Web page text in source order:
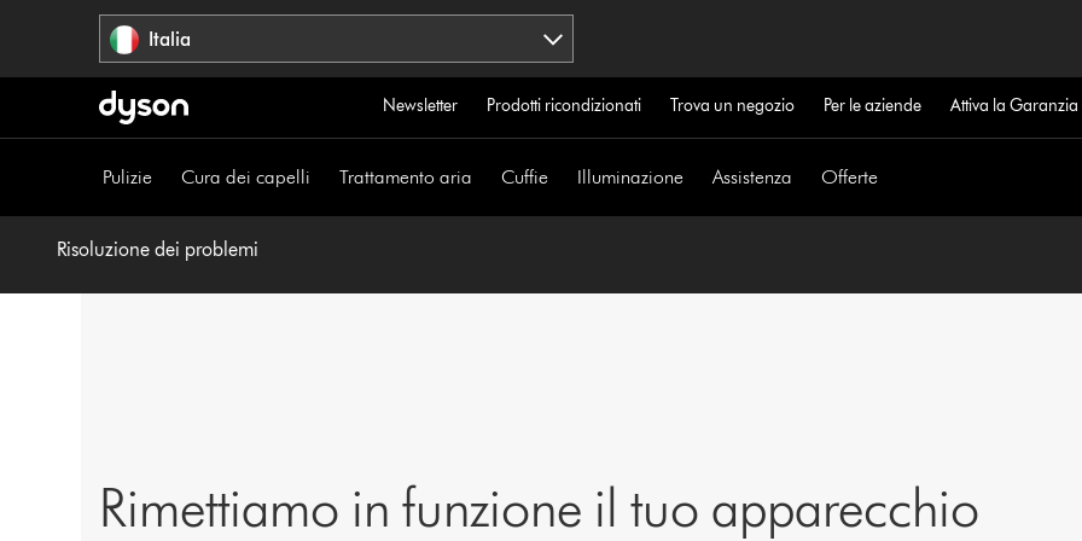
Italia
Newsletter Prodotti ricondizionati Trova un negozio Per le aziende Attiva la
Pulizie Cura dei capelli Trattamento aria Cuffie Illuminazione Assistenza Offerte
Risoluzione dei problemi
Rimettiamo in funzione il tuo apparecchio